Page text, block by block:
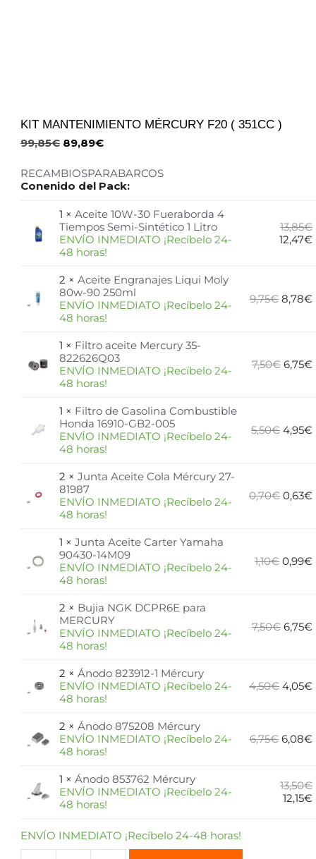
KIT MANTENIMIENTO MÉRCURY F20 ( 351CC )
99,85€ 89,89€
RECAMBIOSPARABARCOS
Conenido del Pack:
1 × Aceite 10W-30 Fueraborda 4
Tiempos Semi-Sintético 1 Litro
ENVÍO INMEDIATO ¡Recíbelo 24-
48 horas!
13,85€
12,47€
2 × Aceite Engranajes Liqui Moly
80w-90 250ml
ENVÍO INMEDIATO ¡Recíbelo 24-
48 horas!
9,75€ 8,78€
1 × Filtro aceite Mercury 35-
822626Q03
ENVÍO INMEDIATO ¡Recíbelo 24-
48 horas!
7,50€ 6,75€
1 × Filtro de Gasolina Combustible
Honda 16910-GB2-005
ENVÍO INMEDIATO ¡Recíbelo 24-
48 horas!
5,50€ 4,95€
2 × Junta Aceite Cola Mércury 27-
81987
ENVÍO INMEDIATO ¡Recíbelo 24-
48 horas!
0,70€ 0,63€
1 × Junta Aceite Carter Yamaha
90430-14M09
ENVÍO INMEDIATO ¡Recíbelo 24-
48 horas!
1,10€ 0,99€
2 × Bujia NGK DCPR6E para
MERCURY
ENVÍO INMEDIATO ¡Recíbelo 24-
48 horas!
7,50€ 6,75€
2 × Ánodo 823912-1 Mércury
ENVÍO INMEDIATO ¡Recíbelo 24-
48 horas!
4,50€ 4,05€
2 × Ánodo 875208 Mércury
ENVÍO INMEDIATO ¡Recíbelo 24-
48 horas!
6,75€ 6,08€
1 × Ánodo 853762 Mércury
ENVÍO INMEDIATO ¡Recíbelo 24-
48 horas!
13,50€
12,15€
ENVÍO INMEDIATO ¡Recíbelo 24-48 horas!